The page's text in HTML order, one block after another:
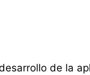
de la